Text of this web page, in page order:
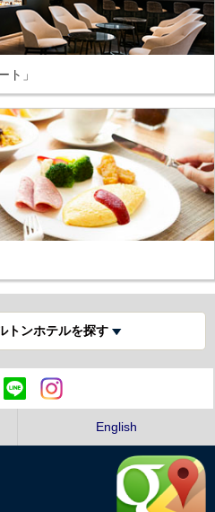
ト」
トンホテルを探す
English